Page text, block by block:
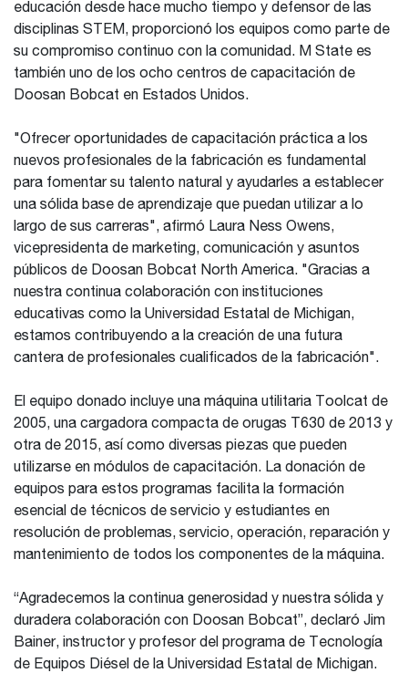
educación desde hace mucho tiempo y defensor de las
disciplinas STEM, proporcionó los equipos como parte de
su compromiso continuo con la comunidad. M State es
también uno de los ocho centros de capacitación de
Doosan Bobcat en Estados Unidos.
"Ofrecer oportunidades de capacitación práctica a los
nuevos profesionales de la fabricación es fundamental
para fomentar su talento natural y ayudarles a establecer
una sólida base de aprendizaje que puedan utilizar a lo
largo de sus carreras", afirmó Laura Ness Owens,
vicepresidenta de marketing, comunicación y asuntos
públicos de Doosan Bobcat North America. "Gracias a
nuestra continua colaboración con instituciones
educativas como la Universidad Estatal de Michigan,
estamos contribuyendo a la creación de una futura
cantera de profesionales cualificados de la fabricación".
El equipo donado incluye una máquina utilitaria Toolcat de
2005, una cargadora compacta de orugas T630 de 2013 y
otra de 2015, así como diversas piezas que pueden
utilizarse en módulos de capacitación. La donación de
equipos para estos programas facilita la formación
esencial de técnicos de servicio y estudiantes en
resolución de problemas, servicio, operación, reparación y
mantenimiento de todos los componentes de la máquina.
“Agradecemos la continua generosidad y nuestra sólida y
duradera colaboración con Doosan Bobcat”, declaró Jim
Bainer, instructor y profesor del programa de Tecnología
de Equipos Diésel de la Universidad Estatal de Michigan.